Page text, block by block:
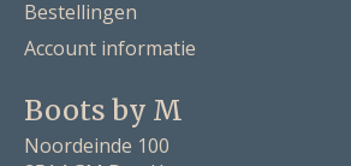
Bestellingen
Account informatie
Boots by M
Noordeinde 100